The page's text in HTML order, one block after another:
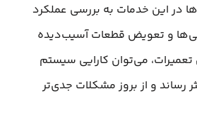
در این خدمات به بررسی عملکرد
و تعویض قطعات آسیب‌دیده
تعمیرات، می‌توان کارایی سیستم
رساند و از بروز مشکلات جدی‌تر